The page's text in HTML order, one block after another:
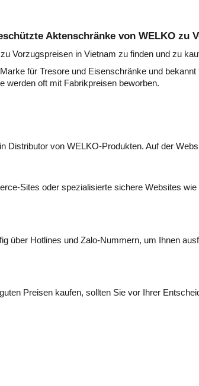
Aktenschränke von WELKO zu
Vorzugspreisen in Vietnam zu finden und zu
für Tresore und Eisenschränke und
werden oft mit Fabrikpreisen beworben.
Distributor von WELKO-Produkten. Auf der
Sites oder spezialisierte sichere Websites wie
über Hotlines und Zalo-Nummern, um Ihnen
Preisen kaufen, sollten Sie vor Ihrer